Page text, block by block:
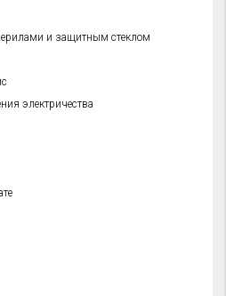
и защитным стеклом
электричества